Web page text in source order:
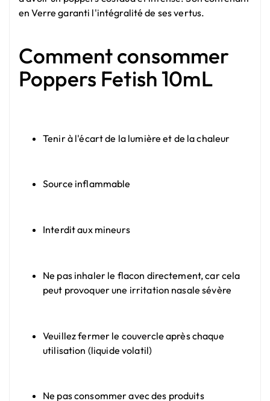
en Verre garanti l'intégralité de ses vertus.
Comment consommer
Poppers Fetish 10mL
Tenir à l'écart de la lumière et de la chaleur
Source inflammable
Interdit aux mineurs
Ne pas inhaler le flacon directement, car cela
peut provoquer une irritation nasale sévère
Veuillez fermer le couvercle après chaque
utilisation (liquide volatil)
Ne pas consommer avec des produits